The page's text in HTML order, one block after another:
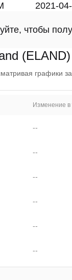
2021-
чтобы
(ELAND)
графики
Изменение в
--
--
--
--
--
--